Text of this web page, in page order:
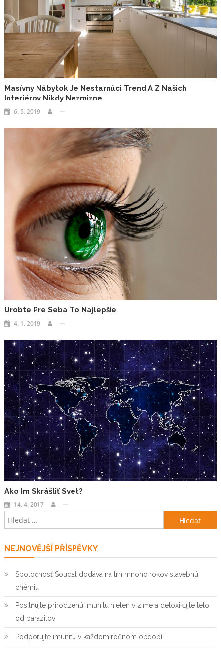
Masívny Nábytok Je Nestarnúci Trend A Z Našich
Interiérov Nikdy Nezmizne
6. 5. 2019
Urobte Pre Seba To Najlepšie
4. 1. 2019
Ako Im Skrášliť Svet?
14. 4. 2017
Vyhledávání
NEJNOVĚJŠÍ PŘÍSPĚVKY
Spoločnosť Soudal dodáva na trh mnoho rokov stavebnú
chémiu
Posilňujte prirodzenú imunitu nielen v zime a detoxikujte telo
od parazitov
Podporujte imunitu v každom ročnom období